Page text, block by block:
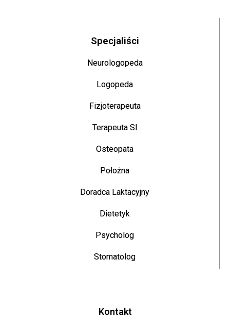
Specjaliści
Neurologopeda
Logopeda
Fizjoterapeuta
Terapeuta SI
Osteopata
Położna
Doradca Laktacyjny
Dietetyk
Psycholog
Stomatolog
Kontakt